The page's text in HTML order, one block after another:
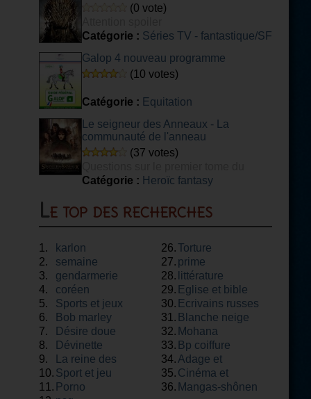
(0 vote)
Catégorie : Séries TV - fantastique/SF
Galop 4 nouveau programme
(10 votes)
Catégorie : Equitation
Le seigneur des Anneaux - La
communauté de l'anneau
(37 votes)
Seigneur des Anneaux
Catégorie : Heroïc fantasy
Le top des recherches
1.
karlon
2.
semaine
3.
gendarmerie
4.
coréen
5.
Sports et jeux
6.
Bob marley
7.
Désire doue
8.
Dévinette
9.
La reine des
neiges
10. Sport et jeu
11. Porno
26.Torture
27. prime
28. littérature
29. Eglise et bible
30. Ecrivains russes
31. Blanche neige
32. Mohana
33. Bp coiffure
34. Adage et
proverbe
35. Cinéma et
théâtre
36. Mangas-shônen